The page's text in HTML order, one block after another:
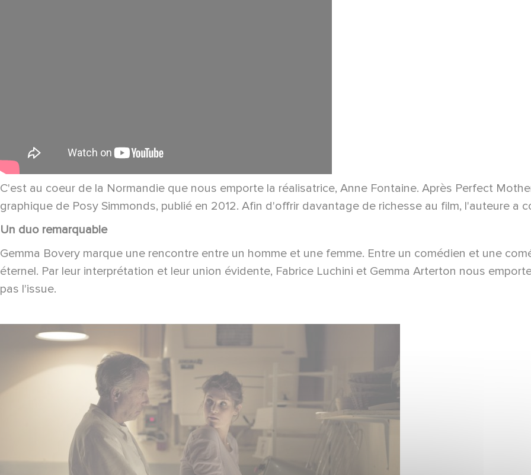
C'est au coeur de la Normandie que nous emporte la réalisatrice, Anne Fontaine. Après Perfect
graphique de Posy Simmonds, publié en 2012. Afin d'offrir davantage de richesse au film, l'auteure a
Un duo remarquable
Gemma Bovery marque une rencontre entre un homme et une femme. Entre un comédien et une
éternel. Par leur interprétation et leur union évidente, Fabrice Luchini et Gemma Arterton nous
pas l'issue.